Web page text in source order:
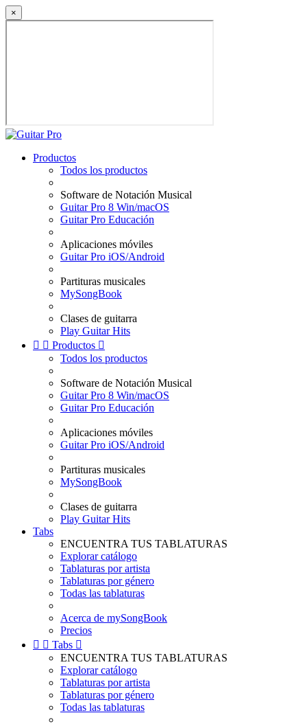
×
Productos
Todos los productos
Software de Notación Musical
Guitar Pro 8 Win/macOS
Guitar Pro Educación
Aplicaciones móviles
Guitar Pro iOS/Android
Partituras musicales
MySongBook
Clases de guitarra
Play Guitar Hits
  Productos 
Todos los productos
Software de Notación Musical
Guitar Pro 8 Win/macOS
Guitar Pro Educación
Aplicaciones móviles
Guitar Pro iOS/Android
Partituras musicales
MySongBook
Clases de guitarra
Play Guitar Hits
Tabs
ENCUENTRA TUS TABLATURAS
Explorar catálogo
Tablaturas por artista
Tablaturas por género
Todas las tablaturas
Acerca de mySongBook
Precios
  Tabs 
ENCUENTRA TUS TABLATURAS
Explorar catálogo
Tablaturas por artista
Tablaturas por género
Todas las tablaturas